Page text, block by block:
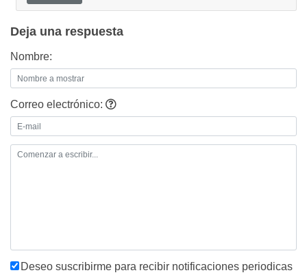
Deja una respuesta
Nombre:
Correo electrónico:
Deseo suscribirme para recibir notificaciones periodicas